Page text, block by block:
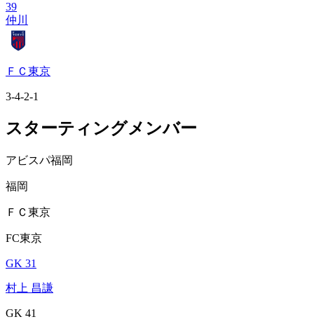
39
仲川
ＦＣ東京
3-4-2-1
スターティングメンバー
アビスパ福岡
福岡
ＦＣ東京
FC東京
GK 31
村上 昌謙
GK 41